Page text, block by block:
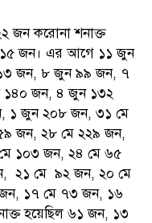
জন করোনা শনাক্ত
জন। এর আগে ১১ জুন
জন, ৮ জুন ৯৯ জন, ৭
জন, ৪ জুন ১৩২
জুন ২০৮ জন, ৩১ মে
জন, ২৮ মে ২২৯ জন,
১০৩ জন, ২৪ মে ৬৫
২১ মে ৯২ জন, ২০ মে
১৭ মে ৭৩ জন, ১৬
হয়েছিল ৬১ জন, ১৩